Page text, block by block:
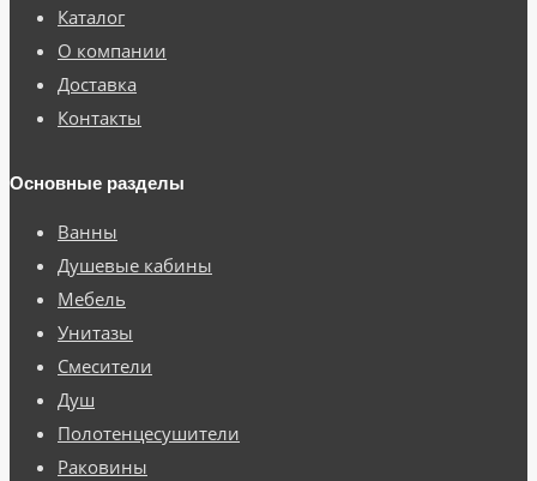
Каталог
О компании
Доставка
Контакты
Основные разделы
Ванны
Душевые кабины
Мебель
Унитазы
Смесители
Душ
Полотенцесушители
Раковины